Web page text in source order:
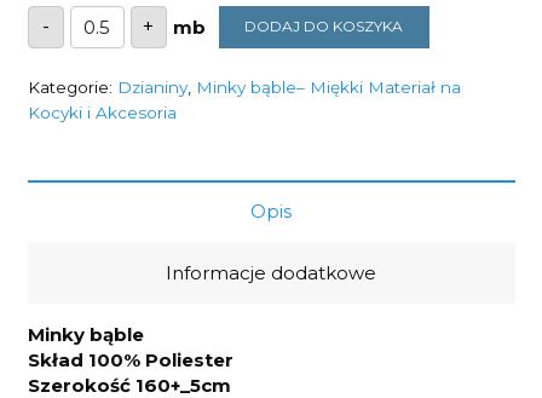
-
ilość
Minky
bąble
pearl
380g/m2
+ DODAJ DO KOSZYKA
Kategorie: Dzianiny, Minky bąble– Miękki Materiał na
Kocyki i Akcesoria
Opis
Informacje dodatkowe
Minky bąble
Skład 100% Poliester
Szerokość 160+_5cm